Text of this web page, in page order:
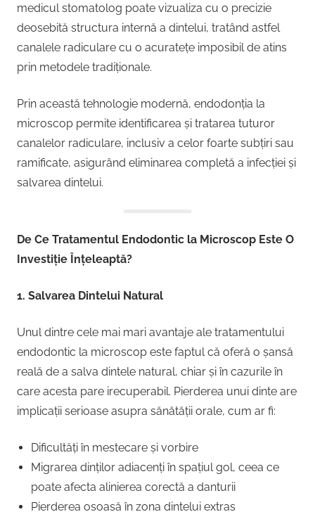
medicul stomatolog poate vizualiza cu o precizie
deosebită structura internă a dintelui, tratând astfel
canalele radiculare cu o acuratețe imposibil de atins
prin metodele tradiționale.
Prin această tehnologie modernă, endodonția la
microscop permite identificarea și tratarea tuturor
canalelor radiculare, inclusiv a celor foarte subțiri sau
ramificate, asigurând eliminarea completă a infecției și
salvarea dintelui.
De Ce Tratamentul Endodontic la Microscop Este O
Investiție Înțeleaptă?
1. Salvarea Dintelui Natural
Unul dintre cele mai mari avantaje ale tratamentului
endodontic la microscop este faptul că oferă o șansă
reală de a salva dintele natural, chiar și în cazurile în
care acesta pare irecuperabil. Pierderea unui dinte are
implicații serioase asupra sănătății orale, cum ar fi:
Dificultăți în mestecare și vorbire
Migrarea dinților adiacenți în spațiul gol, ceea ce
poate afecta alinierea corectă a danturii
Pierderea osoasă în zona dintelui extras